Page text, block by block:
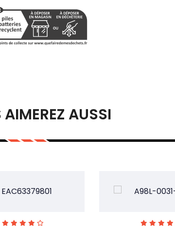
AUSSI